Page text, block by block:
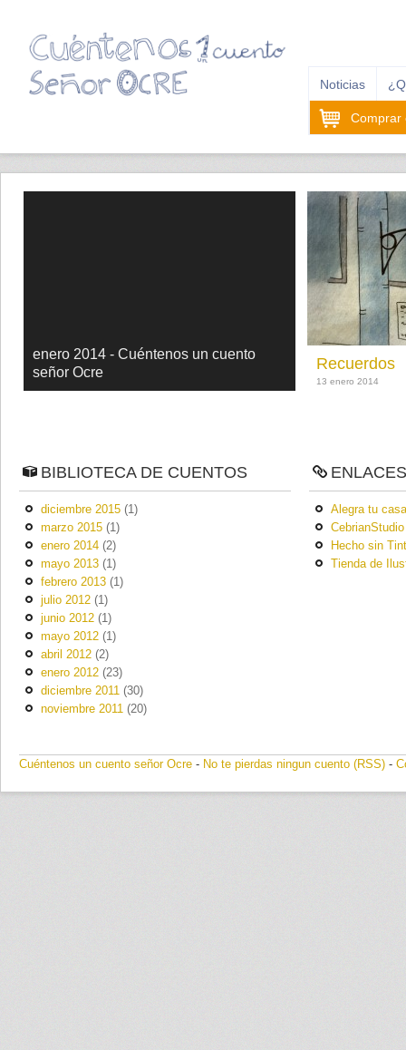
Noticias
Comprar
enero 2014 - Cuéntenos un cuento
señor Ocre
Recuerdos
13 enero 2014
BIBLIOTECA DE CUENTOS
diciembre 2015 (1)
marzo 2015 (1)
enero 2014 (2)
mayo 2013 (1)
febrero 2013 (1)
julio 2012 (1)
junio 2012 (1)
mayo 2012 (1)
abril 2012 (2)
enero 2012 (23)
diciembre 2011 (30)
noviembre 2011 (20)
ENLACES
Alegra tu
CebrianStudio
Hecho sin
Tienda de
Cuéntenos un cuento señor Ocre - No te pierdas ningun cuento (RSS) -